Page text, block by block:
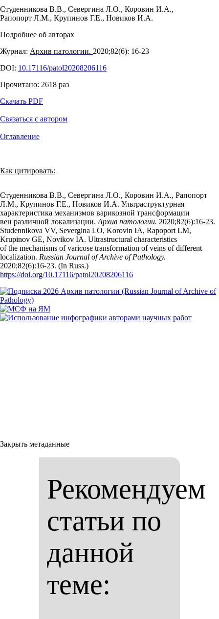
Студенникова В.В., Севергина Л.О., Коровин И.А.,
Рапопорт Л.М., Крупинов Г.Е., Новиков И.А.
Подробнее об авторах
Журнал: Архив патологии. 2020;82(6): 16‑23
DOI: 10.17116/patol20208206116
Прочитано: 2618 раз
Скачать PDF
Связаться с автором
Оглавление
Как цитировать:
Студенникова В.В., Севергина Л.О., Коровин И.А., Рапопорт
Л.М., Крупинов Г.Е., Новиков И.А. Ультраструктурная
характеристика механизмов варикозной трансформации
вен различной локализации. Архив патологии. 2020;82(6):16‑23.
Studennikova VV, Severgina LO, Korovin IA, Rapoport LM,
Krupinov GE, Novikov IA. Ultrastructural characteristics
of the mechanisms of varicose transformation of veins of different
localization. Russian Journal of Archive of Pathology.
2020;82(6):16‑23. (In Russ.)
https://doi.org/10.17116/patol20208206116
Закрыть метаданные
Рекомендуем
статьи по
данной
теме: